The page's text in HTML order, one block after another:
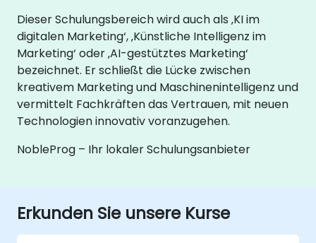
Dieser Schulungsbereich wird auch als ‚KI im
digitalen Marketing‘, ‚Künstliche Intelligenz im
Marketing‘ oder ‚AI-gestütztes Marketing‘
bezeichnet. Er schließt die Lücke zwischen
kreativem Marketing und Maschinenintelligenz und
vermittelt Fachkräften das Vertrauen, mit neuen
Technologien innovativ voranzugehen.
NobleProg – Ihr lokaler Schulungsanbieter
Erkunden Sie unsere Kurse